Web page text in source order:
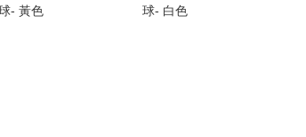
- 黃色
球- 白色